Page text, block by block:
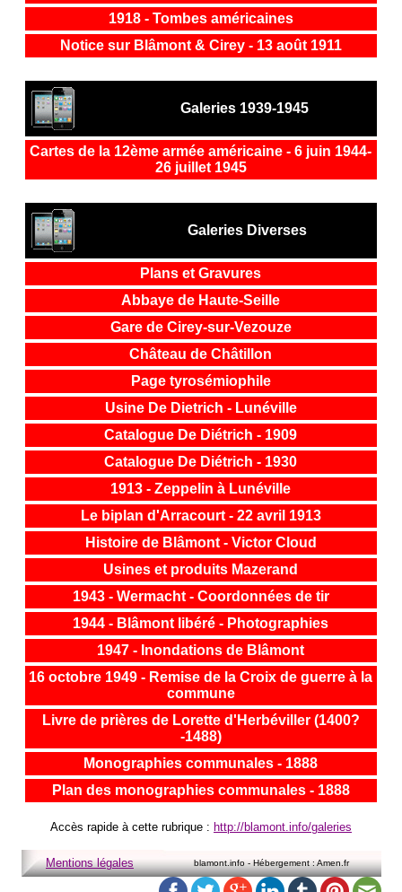
1918 - Tombes américaines
Notice sur Blâmont & Cirey - 13 août 1911
Galeries 1939-1945
Cartes de la 12ème armée américaine - 6 juin 1944-
26 juillet 1945
Galeries Diverses
Plans et Gravures
Abbaye de Haute-Seille
Gare de Cirey-sur-Vezouze
Château de Châtillon
Page tyrosémiophile
Usine De Dietrich - Lunéville
Catalogue De Diétrich - 1909
Catalogue De Diétrich - 1930
1913 - Zeppelin à Lunéville
Le biplan d'Arracourt - 22 avril 1913
Histoire de Blâmont - Victor Cloud
Usines et produits Mazerand
1943 - Wermacht - Coordonnées de tir
1944 - Blâmont libéré - Photographies
1947 - Inondations de Blâmont
16 octobre 1949 - Remise de la Croix de guerre à la
commune
Livre de prières de Lorette d'Herbéviller (1400?
-1488)
Monographies communales - 1888
Plan des monographies communales - 1888
Accès rapide à cette rubrique : http://blamont.info/galeries
Mentions légales blamont.info - Hébergement : Amen.fr